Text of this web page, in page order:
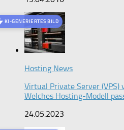
KI-GENERIERTES BILD
Hosting News
Virtual Private Server (VPS)
Welches Hosting-Modell
24.05.2023